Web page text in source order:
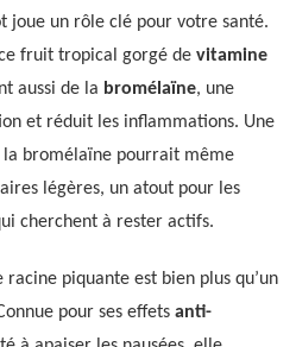
joue un rôle clé pour votre santé.
fruit tropical gorgé de vitamine
aussi de la bromélaïne, une
et réduit les inflammations. Une
bromélaïne pourrait même
légères, un atout pour les
cherchent à rester actifs.
racine piquante est bien plus qu’un
pour ses effets anti-